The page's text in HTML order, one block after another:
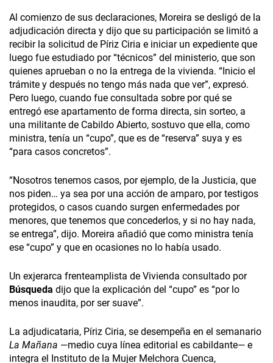
Al comienzo de sus declaraciones, Moreira se desligó de la
adjudicación directa y dijo que su participación se limitó a
recibir la solicitud de Píriz Ciria e iniciar un expediente que
luego fue estudiado por “técnicos” del ministerio, que son
quienes aprueban o no la entrega de la vivienda. “Inicio el
trámite y después no tengo más nada que ver”, expresó.
Pero luego, cuando fue consultada sobre por qué se
entregó ese apartamento de forma directa, sin sorteo, a
una militante de Cabildo Abierto, sostuvo que ella, como
ministra, tenía un “cupo”, que es de “reserva” suya y es
“para casos concretos”.
“Nosotros tenemos casos, por ejemplo, de la Justicia, que
nos piden… ya sea por una acción de amparo, por testigos
protegidos, o casos cuando surgen enfermedades por
menores, que tenemos que concederlos, y si no hay nada,
se entrega”, dijo. Moreira añadió que como ministra tenía
ese “cupo” y que en ocasiones no lo había usado.
Un exjerarca frenteamplista de Vivienda consultado por
Búsqueda dijo que la explicación del “cupo” es “por lo
menos inaudita, por ser suave”.
La adjudicataria, Píriz Ciria, se desempeña en el semanario
La Mañana —medio cuya línea editorial es cabildante— e
integra el Instituto de la Mujer Melchora Cuenca,